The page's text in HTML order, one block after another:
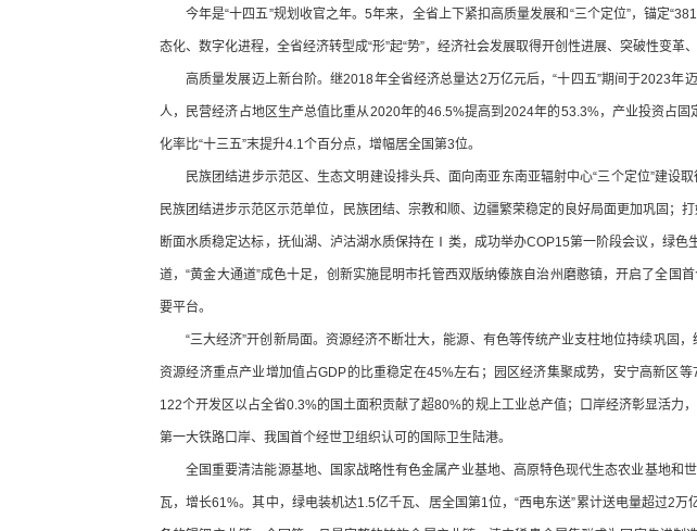
今年是“十四五”规划收官之年。5年来，全省上下紧扣高质量发展和“三个定位”，锚定
态化、数字化进程，全省经济转型成“形”起“势”，经济社会发展取得开创性进展、突破性变革、
高质量发展迈上新台阶。继2018年全省经济总量达2万亿元后，“十四五”期间于2023
人，民营经济占地区生产总值比重从2020年的46.5%提高到2024年的53.3%，产业投资占
化率比“十三五”末提升4.1个百分点，增幅居全国第3位。
民族团结进步示范区、生态文明建设排头兵、面向南亚东南亚辐射中心“三个定位”建
民族团结进步示范区示范单位，民族团结、宗教和顺、边疆繁荣稳定的良好局面更加巩固
断面水质稳定达标，抚仙湖、泸沽湖水质保持在Ⅰ类，成功举办COP15第一阶段会议，绿
道，“黄金大通道”成色十足，创新实施昆明市托管西双版纳傣族自治州磨憨镇，开启了全
要平台。
“三大经济”开创新局面。资源经济不断壮大，能源、有色等传统产业支柱地位持续巩固
资源经济重点产业增加值占GDP的比重稳定在45%左右；园区经济集聚成势，安宁高新区
122个开发区以占全省0.3%的国土面积贡献了超80%的规上工业总产值；口岸经济彰显活
第一大铁路口岸、我国首个经世卫组织认可的国际卫生陆港。
全国重要清洁能源基地、国家战略性有色金属产业基地、高原特色现代生态农业基地和
瓦，增长61%。其中，绿电装机达1.5亿千瓦、居全国第1位，“西电东送”累计送电量超过2